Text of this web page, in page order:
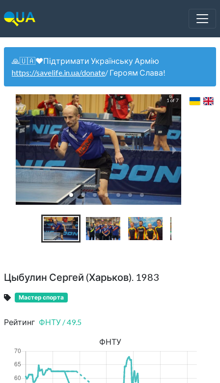
🙏🇺🇦❤️Підтримати Українську Армію
https://savelife.in.ua/donate/ Героям Слава!
1 of 7
Цыбулин Сергей (Харьков). 1983
Мастер спорта
Рейтинг ФНТУ /49.5
ФНТУ